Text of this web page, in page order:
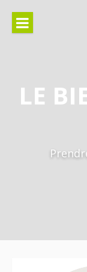
contenu
LE